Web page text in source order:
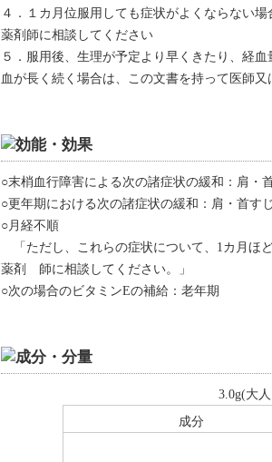
４．１カ月位服用しても症状がよくならない
薬剤師に相談してください
５．服用後、生理が予定より早くきたり、経
血が長く続く場合は、この文書を持って医師又
○末梢血行障害による次の諸症状の緩和：肩・
○更年期における次の諸症状の緩和：肩・首す
○月経不順
「ただし、これらの症状について、1カ月ほ
薬剤 師に相談してください。」
○次の場合のビタミンEの補給：老年期
3.0g(大
成分